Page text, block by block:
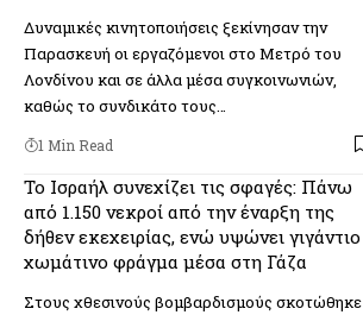
Δυναμικές κινητοποιήσεις ξεκίνησαν την
Παρασκευή οι εργαζόμενοι στο Μετρό του
Λονδίνου και σε άλλα μέσα συγκοινωνιών,
καθώς το συνδικάτο τους…
1 Min Read
Το Ισραήλ συνεχίζει τις σφαγές: Πάνω
από 1.150 νεκροί από την έναρξη της
δήθεν εκεχειρίας, ενώ υψώνει γιγάντιο
χωμάτινο φράγμα μέσα στη Γάζα
Στους χθεσινούς βομβαρδισμούς σκοτώθηκε